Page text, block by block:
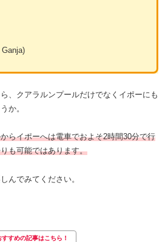
、クアラルンプールだけでなくイポーにも
か。
らイポーへは電車でおよそ2時間30分で行
も可能ではあります。
んでみてください。
すすめの記事はこちら！